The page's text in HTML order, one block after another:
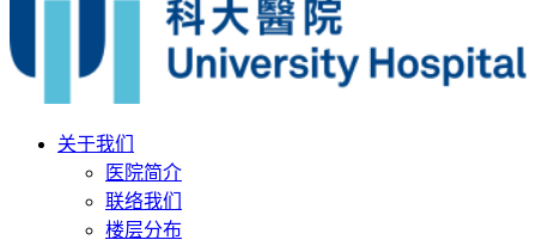
关于我们
医院简介
联络我们
楼层分布